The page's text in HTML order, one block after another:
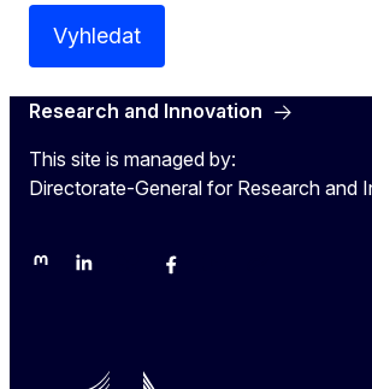
Vyhledat
Research and Innovation
This site is managed by:
Directorate-General for Research and
MastodonLinkedInBlueskyFacebook